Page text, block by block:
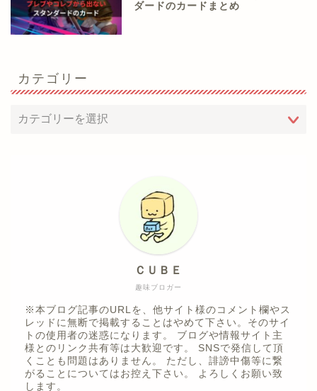
ダードのカードまとめ
カテゴリー
趣味ブロガー
ＣＵＢＥ
※本ブログ記事のURLを、他サイト様のコメント欄やス
レッドに無断で掲載することはやめて下さい。そのサイ
トの使用者の迷惑になります。 ブログや情報サイト主
様とのリンク共有等は大歓迎です。 SNSで発信して頂
くことも問題はありません。 ただし、誹謗中傷等に繋
がることについてはお控え下さい。 よろしくお願い致
します。